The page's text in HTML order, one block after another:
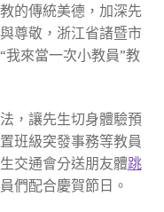
的傳統美德，加深先
尊敬，浙江省諸暨市
來當一次小教員”教
，讓先生切身體驗預
班級突發事務等教員
交通會分送朋友體跳
們配合慶賀節日。